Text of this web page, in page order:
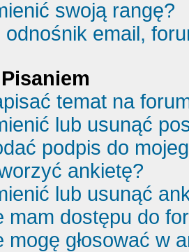
swoją rangę?
odnośnik email,
temat na
lub usunąć
podpis do
ankietę?
lub usunąć
mam dostępu do
mogę głosować w